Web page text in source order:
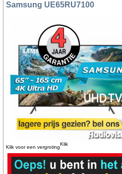
Samsung UE65RU7100
Klik voor een vergroting